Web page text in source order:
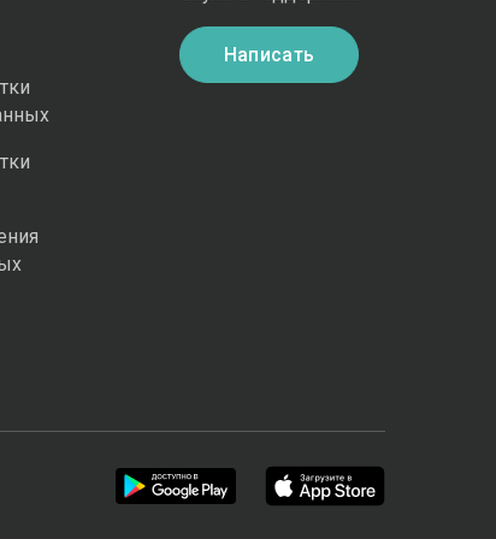
Написать